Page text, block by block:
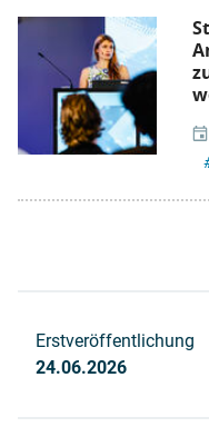
Erstveröffentlichung
24.06.2026